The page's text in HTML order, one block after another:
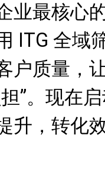
业最核心
ITG 全域
户质量，
担”。现在
升，转化